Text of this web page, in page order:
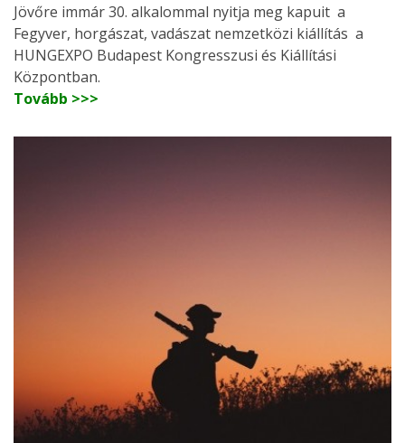
Jövőre immár 30. alkalommal nyitja meg kapuit a
Fegyver, horgászat, vadászat nemzetközi kiállítás a
HUNGEXPO Budapest Kongresszusi és Kiállítási
Központban.
Tovább >>>